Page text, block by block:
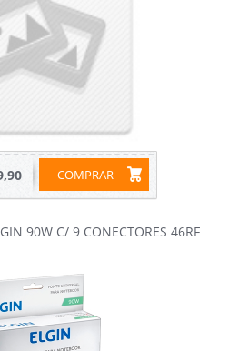
COMPRAR
90W C/ 9 CONECTORES 46RF